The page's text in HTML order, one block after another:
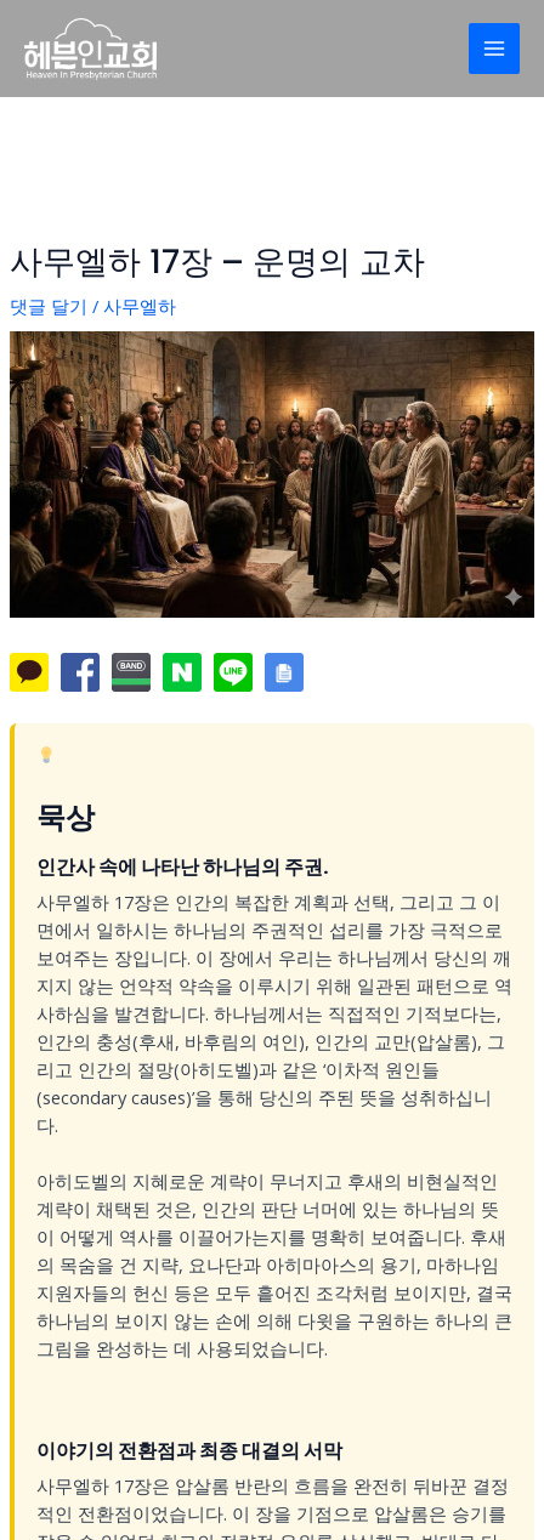
로
사무엘하 17장 – 운명의 교차
댓글 달기 / 사무엘하
묵상
인간사 속에 나타난 하나님의 주권.
사무엘하 17장은 인간의 복잡한 계획과 선택, 그리고 그 이
면에서 일하시는 하나님의 주권적인 섭리를 가장 극적으로
보여주는 장입니다. 이 장에서 우리는 하나님께서 당신의 깨
지지 않는 언약적 약속을 이루시기 위해 일관된 패턴으로 역
사하심을 발견합니다. 하나님께서는 직접적인 기적보다는,
인간의 충성(후새, 바후림의 여인), 인간의 교만(압살롬), 그
리고 인간의 절망(아히도벨)과 같은 ‘이차적 원인들
(secondary causes)’을 통해 당신의 주된 뜻을 성취하십니
다.
아히도벨의 지혜로운 계략이 무너지고 후새의 비현실적인
계략이 채택된 것은, 인간의 판단 너머에 있는 하나님의 뜻
이 어떻게 역사를 이끌어가는지를 명확히 보여줍니다. 후새
의 목숨을 건 지략, 요나단과 아히마아스의 용기, 마하나임
지원자들의 헌신 등은 모두 흩어진 조각처럼 보이지만, 결국
하나님의 보이지 않는 손에 의해 다윗을 구원하는 하나의 큰
그림을 완성하는 데 사용되었습니다.
이야기의 전환점과 최종 대결의 서막
사무엘하 17장은 압살롬 반란의 흐름을 완전히 뒤바꾼 결정
적인 전환점이었습니다. 이 장을 기점으로 압살롬은 승기를
Post
navigation